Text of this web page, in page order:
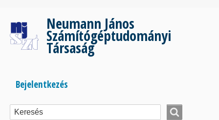
tartalomra
Neumann János
Számítógéptudományi
Társaság
Bejelentkezés
menüje
Bejelentkezés